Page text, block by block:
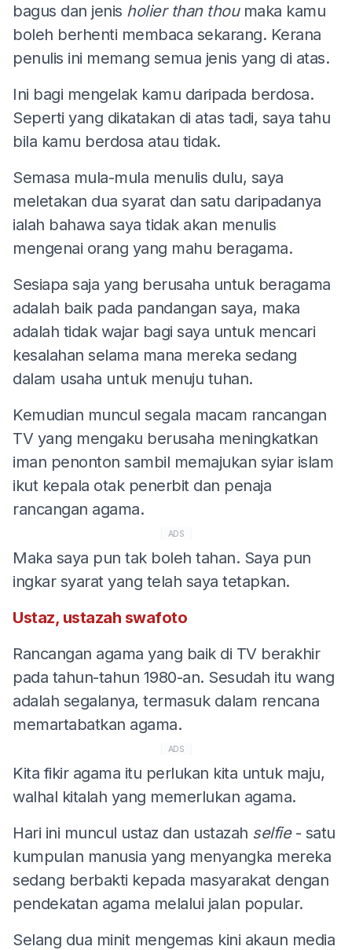
bagus dan jenis holier than thoumaka kamu
boleh berhenti membaca sekarang. Kerana
penulis ini memang semua jenis yang di atas.
Ini bagi mengelak kamu daripada berdosa.
Seperti yang dikatakan di atas tadi, saya tahu
bila kamu berdosa atau tidak.
Semasa mula-mula menulis dulu, saya
meletakan dua syarat dan satu daripadanya
ialah bahawa saya tidak akan menulis
mengenai orang yang mahu beragama.
Sesiapa saja yang berusaha untuk beragama
adalah baik pada pandangan saya, maka
adalah tidak wajar bagi saya untuk mencari
kesalahan selama mana mereka sedang
dalam usaha untuk menuju tuhan.
Kemudian muncul segala macam rancangan
TV yang mengaku berusaha meningkatkan
iman penonton sambil memajukan syiar islam
ikut kepala otak penerbit dan penaja
rancangan agama.
ADS
Maka saya pun tak boleh tahan. Saya pun
ingkar syarat yang telah saya tetapkan.
Ustaz, ustazah swafoto
Rancangan agama yang baik di TV berakhir
pada tahun-tahun 1980-an. Sesudah itu wang
adalah segalanya, termasuk dalam rencana
memartabatkan agama.
ADS
Kita fikir agama itu perlukan kita untuk maju,
walhal kitalah yang memerlukan agama.
Hari ini muncul ustaz dan ustazah selfie- satu
kumpulan manusia yang menyangka mereka
sedang berbakti kepada masyarakat dengan
pendekatan agama melalui jalan popular.
Selang dua minit mengemas kini akaun media